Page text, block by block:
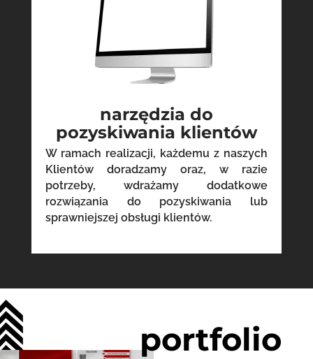
narzędzia do
pozyskiwania klientów
W ramach realizacji, każdemu z naszych
Klientów doradzamy oraz, w razie
potrzeby, wdrażamy dodatkowe
rozwiązania do pozyskiwania lub
sprawniejszej obsługi klientów.
portfolio